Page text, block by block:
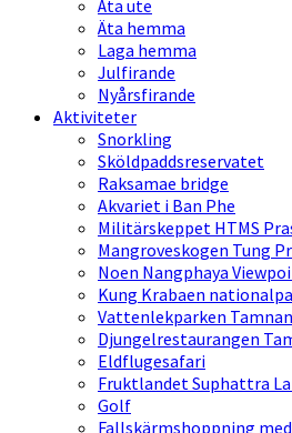
Äta ute
Äta hemma
Laga hemma
Julfirande
Nyårsfirande
Aktiviteter
Snorkling
Sköldpaddsreservatet
Raksamae bridge
Akvariet i Ban Phe
Militärskeppet HTMS
Mangroveskogen Tung
Noen Nangphaya
Kung Krabaen
Vattenlekparken
Djungelrestaurangen
Eldflugesafari
Fruktlandet Suphattra
Golf
Fallskärmshoppning